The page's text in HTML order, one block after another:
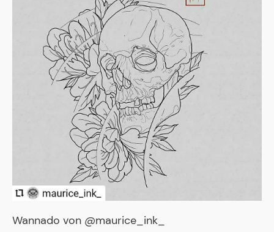
Wannado von @maurice_ink_